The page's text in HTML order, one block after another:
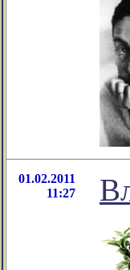
01.02.2011
11:27